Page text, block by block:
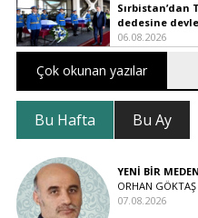
Sırbistan’dan
dedesine
06.08.2026
Çok okunan yazılar
Bu Hafta Bu Ay
YENİ BİR
ORHAN GÖKTAŞ
07.08.2026